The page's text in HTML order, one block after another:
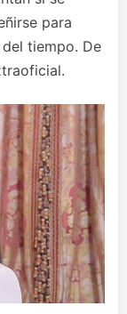
para
tiempo. De